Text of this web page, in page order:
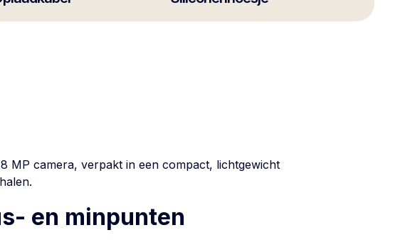
MP camera, verpakt in een compact, lichtgewicht
en minpunten